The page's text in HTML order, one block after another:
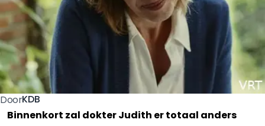
DoorKDB
Binnenkort zal dokter Judith er totaal anders